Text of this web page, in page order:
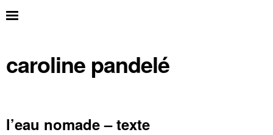
caroline pandelé
l’eau nomade – texte